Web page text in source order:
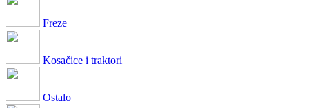
Freze
Kosačice i traktori
Ostalo